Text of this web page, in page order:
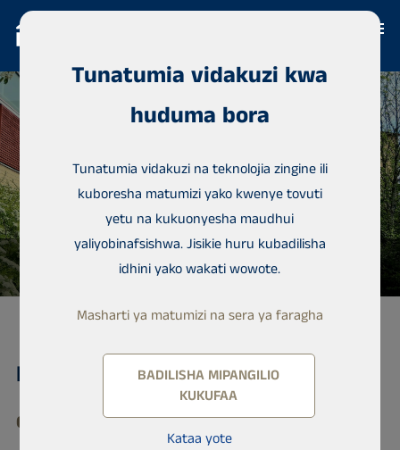
Kondomu, Vaskipellontie 2
01610 Vantaa, Kaivoksela
Tunatumia vidakuzi kwa
huduma bora
Tunatumia vidakuzi na teknolojia zingine ili
kuboresha matumizi yako kwenye tovuti
yetu na kukuonyesha maudhui
yaliyobinafsishwa. Jisikie huru kubadilisha
idhini yako wakati wowote.
Masharti ya matumizi na sera ya faragha
BADILISHA MIPANGILIO
KUKUFAA
Kataa yote